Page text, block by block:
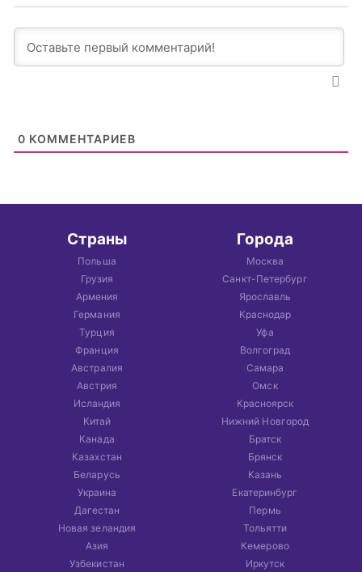
0 КОММЕНТАРИЕВ
Страны
Польша
Грузия
Армения
Германия
Турция
Франция
Австралия
Австрия
Исландия
Китай
Канада
Казахстан
Беларусь
Украина
Дагестан
Новая зеландия
Азия
Узбекистан
Города
Москва
Санкт-Петербург
Ярославль
Краснодар
Уфа
Волгоград
Самара
Омск
Красноярск
Нижний Новгород
Братск
Брянск
Казань
Екатеринбург
Пермь
Тольятти
Кемерово
Иркутск